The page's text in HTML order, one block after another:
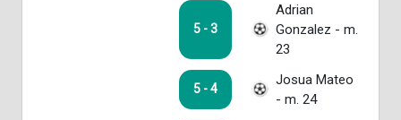
5 - 3
Adrian
Gonzalez - m.
23
5 - 4
Josua Mateo
- m. 24